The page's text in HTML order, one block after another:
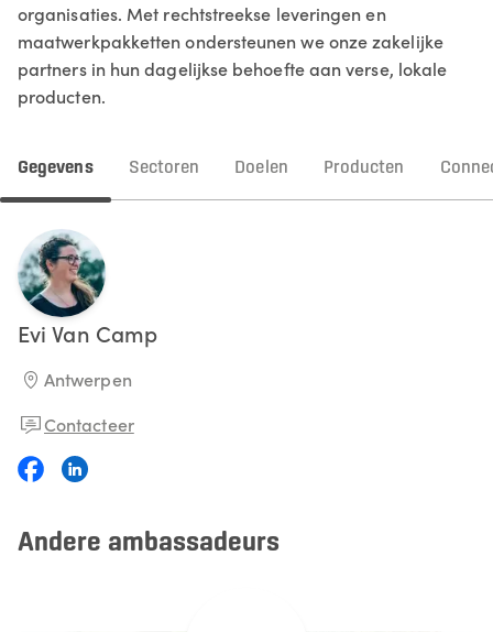
organisaties. Met rechtstreekse leveringen en
maatwerkpakketten ondersteunen we onze zakelijke
partners in hun dagelijkse behoefte aan verse, lokale
producten.
Gegevens Sectoren Doelen Producten
Evi Van Camp
Antwerpen
Contacteer
Andere ambassadeurs